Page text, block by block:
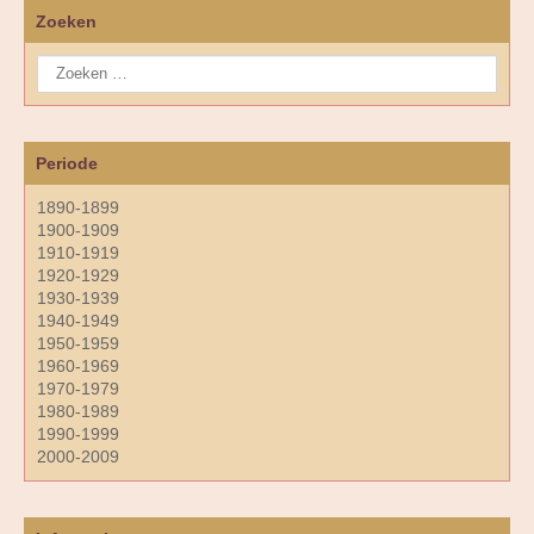
Zoeken
Periode
1890-1899
1900-1909
1910-1919
1920-1929
1930-1939
1940-1949
1950-1959
1960-1969
1970-1979
1980-1989
1990-1999
2000-2009